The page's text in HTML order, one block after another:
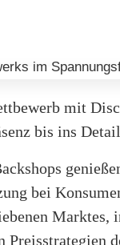
mit
bis ins
bei
Preisstrategien